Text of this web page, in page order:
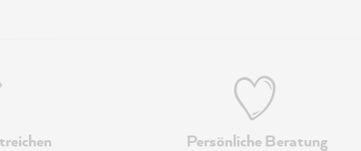
Persönliche Beratung